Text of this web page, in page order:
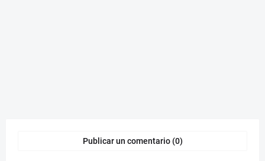
Publicar un comentario (0)